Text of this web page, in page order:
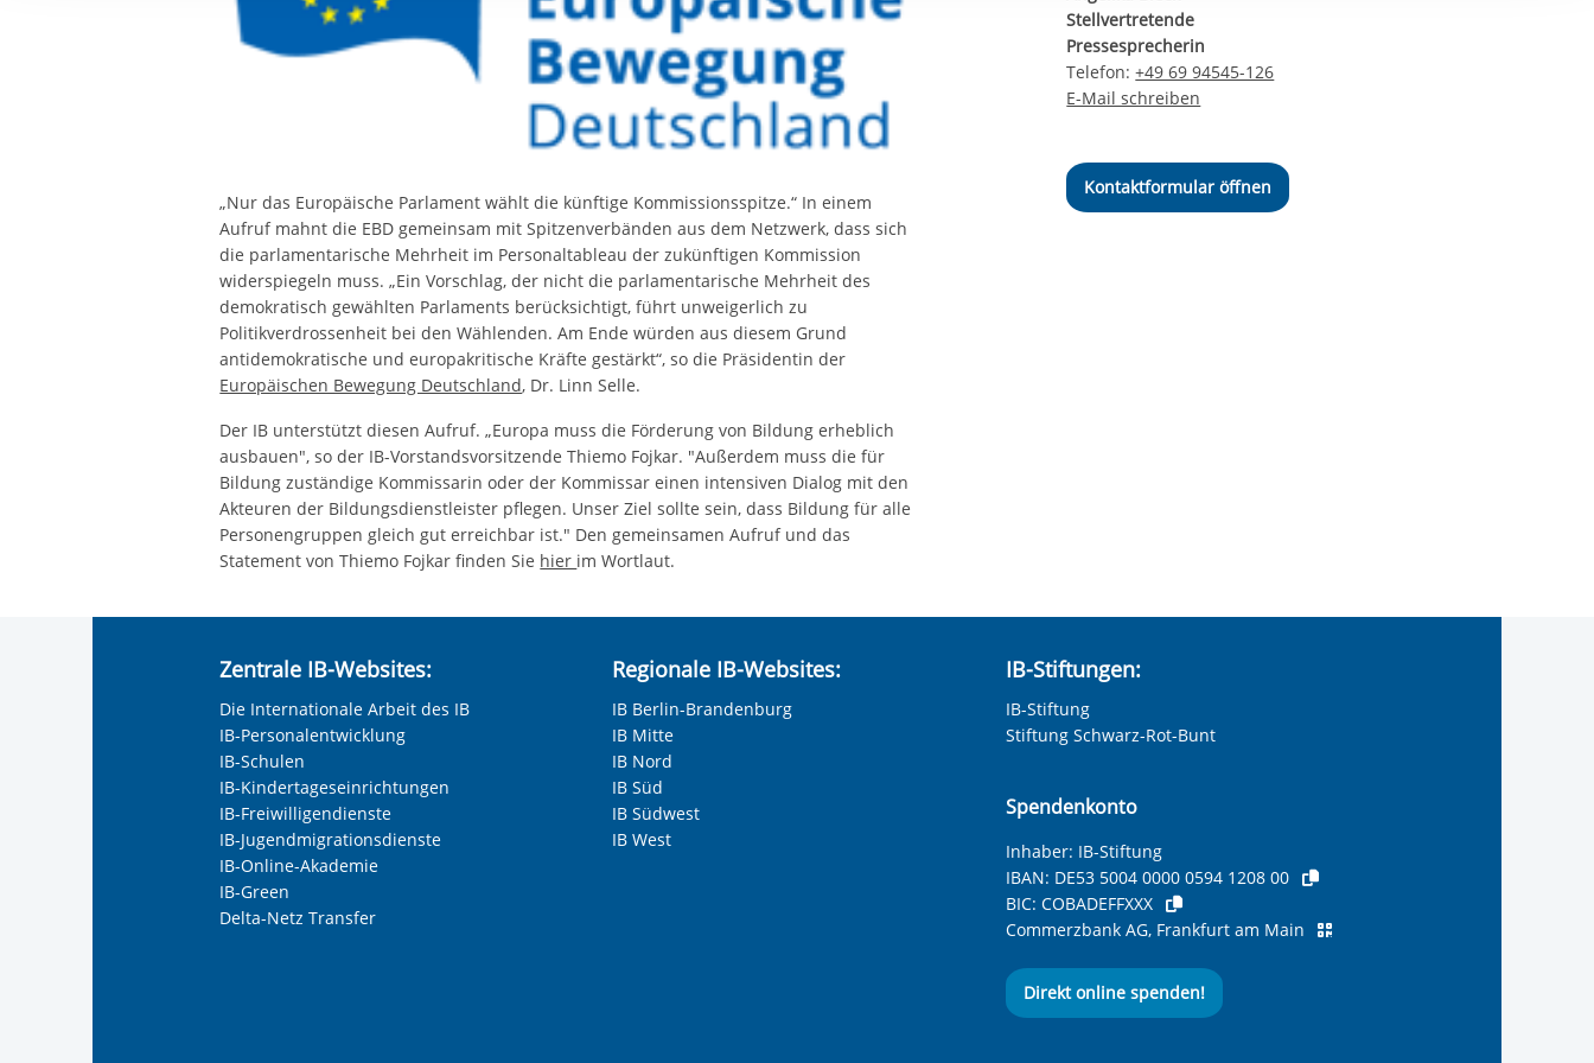
Ihre etwaige Einwilligung erstreckt sich nicht auf notwendige Cookies, die erforderlich zur Bereitstellung
der von Ihnen aufgerufenen und somit gewünschten Website-Funktionen sind. Diese Cookies setzen wir
aufgrund berechtigter Interessen und daher unabhängig von einer Einwilligung.
„Nur das Europäische Parlament wählt die künftige Kommissionsspitze.“ In einem
Aufruf mahnt die EBD gemeinsam mit Spitzenverbänden aus dem Netzwerk, dass sich
die parlamentarische Mehrheit im Personaltableau der zukünftigen Kommission
widerspiegeln muss. „Ein Vorschlag, der nicht die parlamentarische Mehrheit des
demokratisch gewählten Parlaments berücksichtigt, führt unweigerlich zu
Politikverdrossenheit bei den Wählenden. Am Ende würden aus diesem Grund
antidemokratische und europakritische Kräfte gestärkt“, so die Präsidentin der
Europäischen Bewegung Deutschland, Dr. Linn Selle.
Der IB unterstützt diesen Aufruf. „Europa muss die Förderung von Bildung erheblich
ausbauen", so der IB-Vorstandsvorsitzende Thiemo Fojkar. "Außerdem muss die für
Bildung zuständige Kommissarin oder der Kommissar einen intensiven Dialog mit den
Akteuren der Bildungsdienstleister pflegen. Unser Ziel sollte sein, dass Bildung für alle
Personengruppen gleich gut erreichbar ist." Den gemeinsamen Aufruf und das
Statement von Thiemo Fojkar finden Sie hier im Wortlaut.
Stellvertretende
Pressesprecherin
Telefon:+49 69 94545-126
E-Mail schreiben
Kontaktformular öffnen
Zentrale IB-Websites:
Die Internationale Arbeit des IB
IB-Personalentwicklung
IB-Schulen
IB-Kindertageseinrichtungen
IB-Freiwilligendienste
IB-Jugendmigrationsdienste
IB-Online-Akademie
IB-Green
Delta-Netz Transfer
Regionale IB-Websites:
IB Berlin-Brandenburg
IB Mitte
IB Nord
IB Süd
IB Südwest
IB West
IB-Stiftungen:
IB-Stiftung
Stiftung Schwarz-Rot-Bunt
Spendenkonto
Inhaber: IB-Stiftung
IBAN: DE53 5004 0000 0594 1208 00
BIC: COBADEFFXXX
Commerzbank AG, Frankfurt am Main
Direkt online spenden!